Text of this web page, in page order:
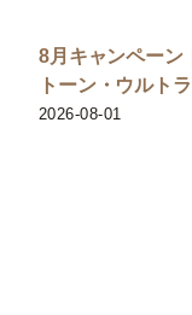
8月キャンペーン
トーン・ウルト
2026-08-01